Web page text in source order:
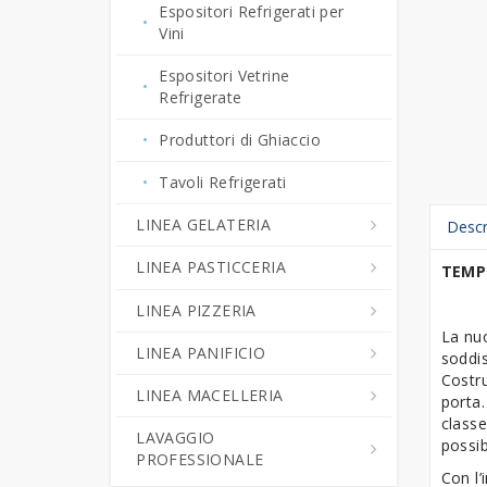
Produttori di Ghiaccio
Spremiagrumi
Rompighiaccio
ACCESSORI BAR
Espositori Refrigerati per
Vini
Espositori Vetrine
Refrigerate
Produttori di Ghiaccio
Tavoli Refrigerati
LINEA GELATERIA
Abbattitori di Temperatura -
Gelateria
Cuocicrema
LINEA PASTICCERIA
Abbattitori di Temperatura -
Pasticceria
Armadi e Tavoli
Fermalievitazione
LINEA PIZZERIA
Forni Pizza
Impastatrici
Tavoli Pizza Refrigerati
LINEA PANIFICIO
Armadi e Tavoli
Arrotondatrici
LINEA MACELLERIA
Armadi per Stagionatura
LAVAGGIO
PROFESSIONALE
La
Con